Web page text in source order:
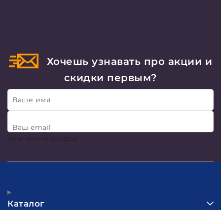
Хочешь узнавать про акции и
скидки первым?
Ваше имя
Ваш email
Хочу много скидок!
Каталог